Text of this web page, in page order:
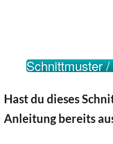
Schnittmuster
Hast du dieses
Anleitung bereits